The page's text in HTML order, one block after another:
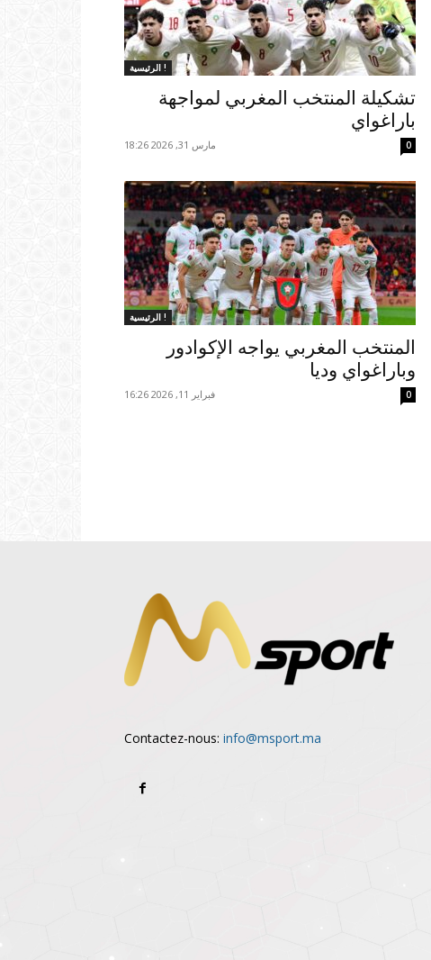
الرئيسية !
تشكيلة المنتخب المغربي لمواجهة
باراغواي
مارس 31, 2026 18:26 0
الرئيسية !
المنتخب المغربي يواجه الإكوادور
وباراغواي وديا
فبراير 11, 2026 16:26 0
Contactez-nous: info@msport.ma